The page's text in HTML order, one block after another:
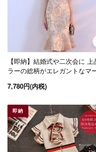
【即納】結婚式や二次会に 上
ラーの総柄がエレガントなマ
7,780円(内税)
即納